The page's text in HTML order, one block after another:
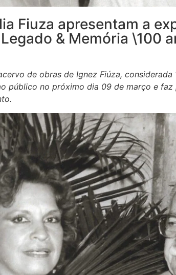
Fiuza apresentam a
& Memória \100
de obras de Ignez Fiúza, considerada
público no próximo dia 09 de março e